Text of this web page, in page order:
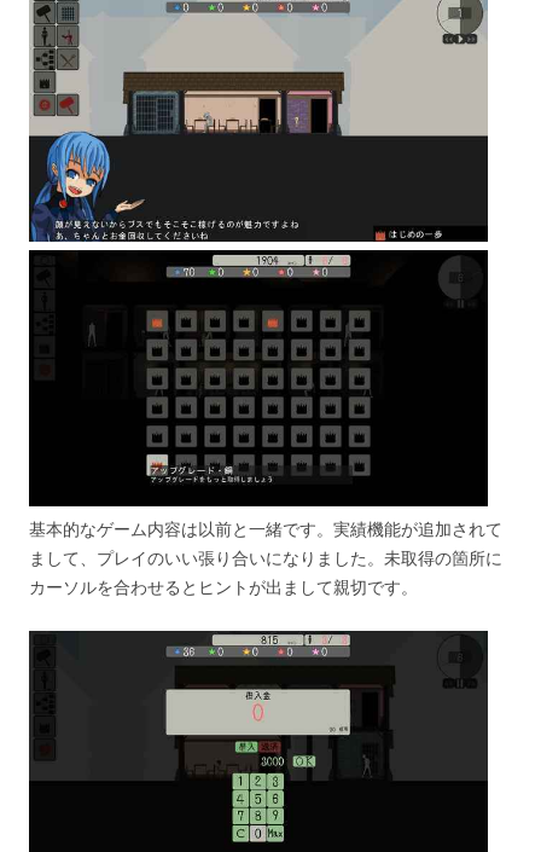
基本的なゲーム内容は以前と一緒です。実績機能が追加されて
まして、プレイのいい張り合いになりました。未取得の箇所に
カーソルを合わせるとヒントが出まして親切です。